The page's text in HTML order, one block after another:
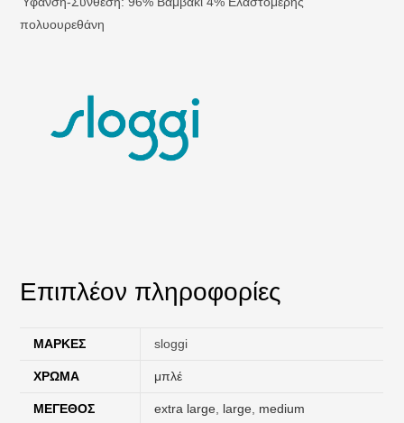
πολυουρεθάνη
Επιπλέον πληροφορίες
ΜΆΡΚΕΣ sloggi
ΧΡΏΜΑ μπλέ
ΜΈΓΕΘΟΣ extra large, large, medium